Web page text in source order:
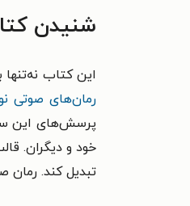
شنیدن
این کتاب
رمان‌های صوتی
پرسش‌های این سن
خود و دیگران.
تبدیل کند. رمان